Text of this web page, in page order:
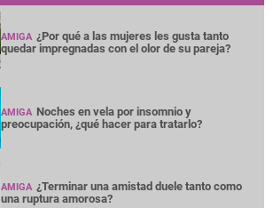
AMIGA ¿Por qué a las mujeres les gusta tanto
quedar impregnadas con el olor de su pareja?
AMIGA Noches en vela por insomnio y
preocupación, ¿qué hacer para tratarlo?
AMIGA ¿Terminar una amistad duele tanto como
una ruptura amorosa?